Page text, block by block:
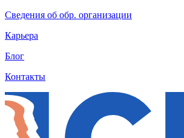
Сведения об обр. организации
Карьера
Блог
Контакты